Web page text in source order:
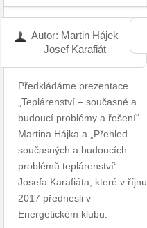
Autor: Martin Hájek
Josef Karafiát
Předkládáme prezentace
„Teplárenství – současné a
budoucí problémy a řešení“
Martina Hájka a „Přehled
současných a budoucích
problémů teplárenství“
Josefa Karafiáta, které v říjnu
2017 přednesli v
Energetickém klubu.